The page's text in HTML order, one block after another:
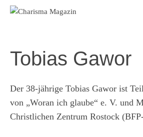
Zum
Tobias Gawor
Der 38-jährige Tobias Gawor ist
von „Woran ich glaube“ e. V. und
Christlichen Zentrum Rostock